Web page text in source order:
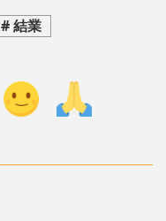
# 結業